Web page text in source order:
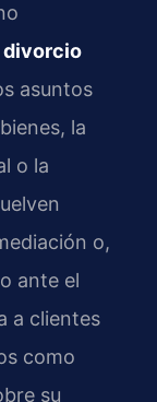
divorcio
asuntos
la
o la
o,
ante el
a clientes
como
su